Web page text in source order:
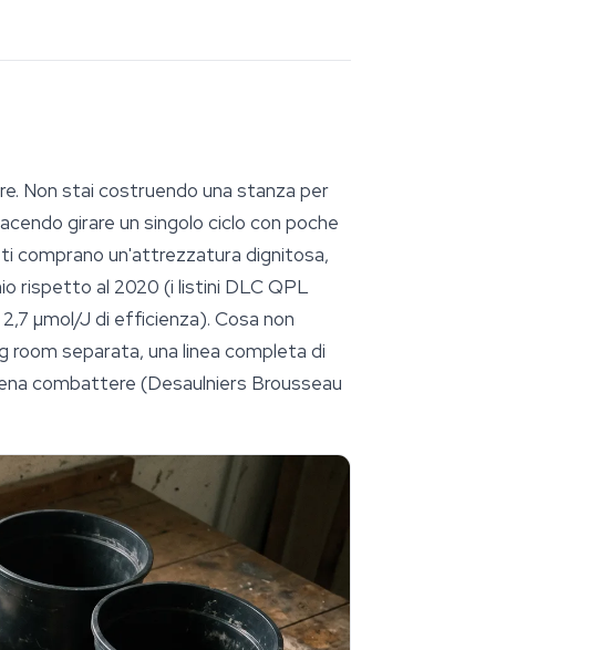
Non stai costruendo una stanza per
girare un singolo ciclo con poche
comprano un'attrezzatura dignitosa,
rispetto al 2020 (i listini DLC QPL
µmol/J di efficienza). Cosa non
room separata, una linea completa di
combattere (Desaulniers Brousseau